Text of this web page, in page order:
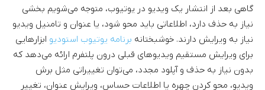
گاهی بعد از انتشار یک ویدیو در یوتیوب، متوجه می‌شویم بخشی
نیاز به حذف دارد، اطلاعاتی باید محو شود، یا عنوان و تامنیل ویدیو
نیاز به ویرایش دارند. خوشبختانه برنامه یوتیوب استودیو ابزارهایی
برای ویرایش مستقیم ویدیو‌های قبلی درون پلتفرم ارائه می‌دهد که
بدون نیاز به حذف و آپلود مجدد، می‌توان تغییراتی مثل برش
ویدیو، محو کردن چهره یا اطلاعات حساس، ویرایش عنوان، تغییر